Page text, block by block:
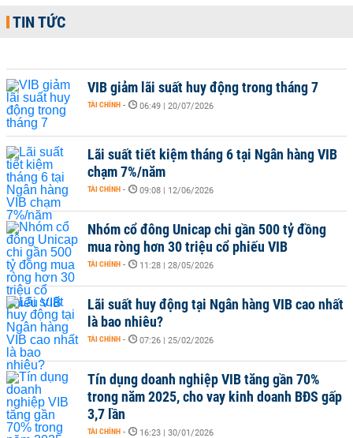
TIN TỨC
VIB giảm lãi suất huy động trong tháng 7
TÀI CHÍNH - 06:49 | 20/07/2026
Lãi suất tiết kiệm tháng 6 tại Ngân hàng VIB
chạm 7%/năm
TÀI CHÍNH - 09:08 | 12/06/2026
Nhóm cổ đông Unicap chi gần 500 tỷ đồng
mua ròng hơn 30 triệu cổ phiếu VIB
TÀI CHÍNH - 11:28 | 28/05/2026
Lãi suất huy động tại Ngân hàng VIB cao nhất
là bao nhiêu?
TÀI CHÍNH - 07:26 | 25/02/2026
Tín dụng doanh nghiệp VIB tăng gần 70%
trong năm 2025, cho vay kinh doanh BĐS gấp
3,7 lần
TÀI CHÍNH - 16:23 | 30/01/2026